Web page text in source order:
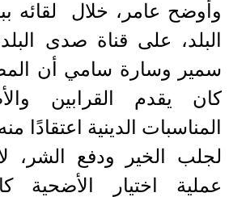
وأوضح عامر، خلال لقائه
البلد، على قناة صدى
سمير وسارة سامي أن
كان يقدم القرابين
المناسبات الدينية اعتقادًا
لجلب الخير ودفع الشر،
عملية اختيار الأضحية